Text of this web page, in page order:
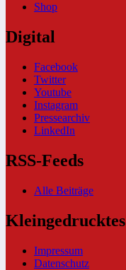
Shop
Digital
Facebook
Twitter
Youtube
Instagram
Pressearchiv
LinkedIn
RSS-Feeds
Alle Beiträge
Kleingedrucktes
Impressum
Datenschutz